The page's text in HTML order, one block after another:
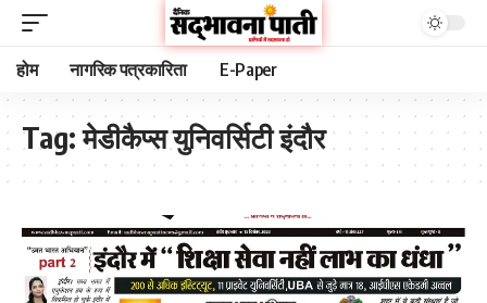
होम नागरिक पत्रकारिता E-Paper
Tag:मेडीकैप्स युनिवर्सिटी इंदौर